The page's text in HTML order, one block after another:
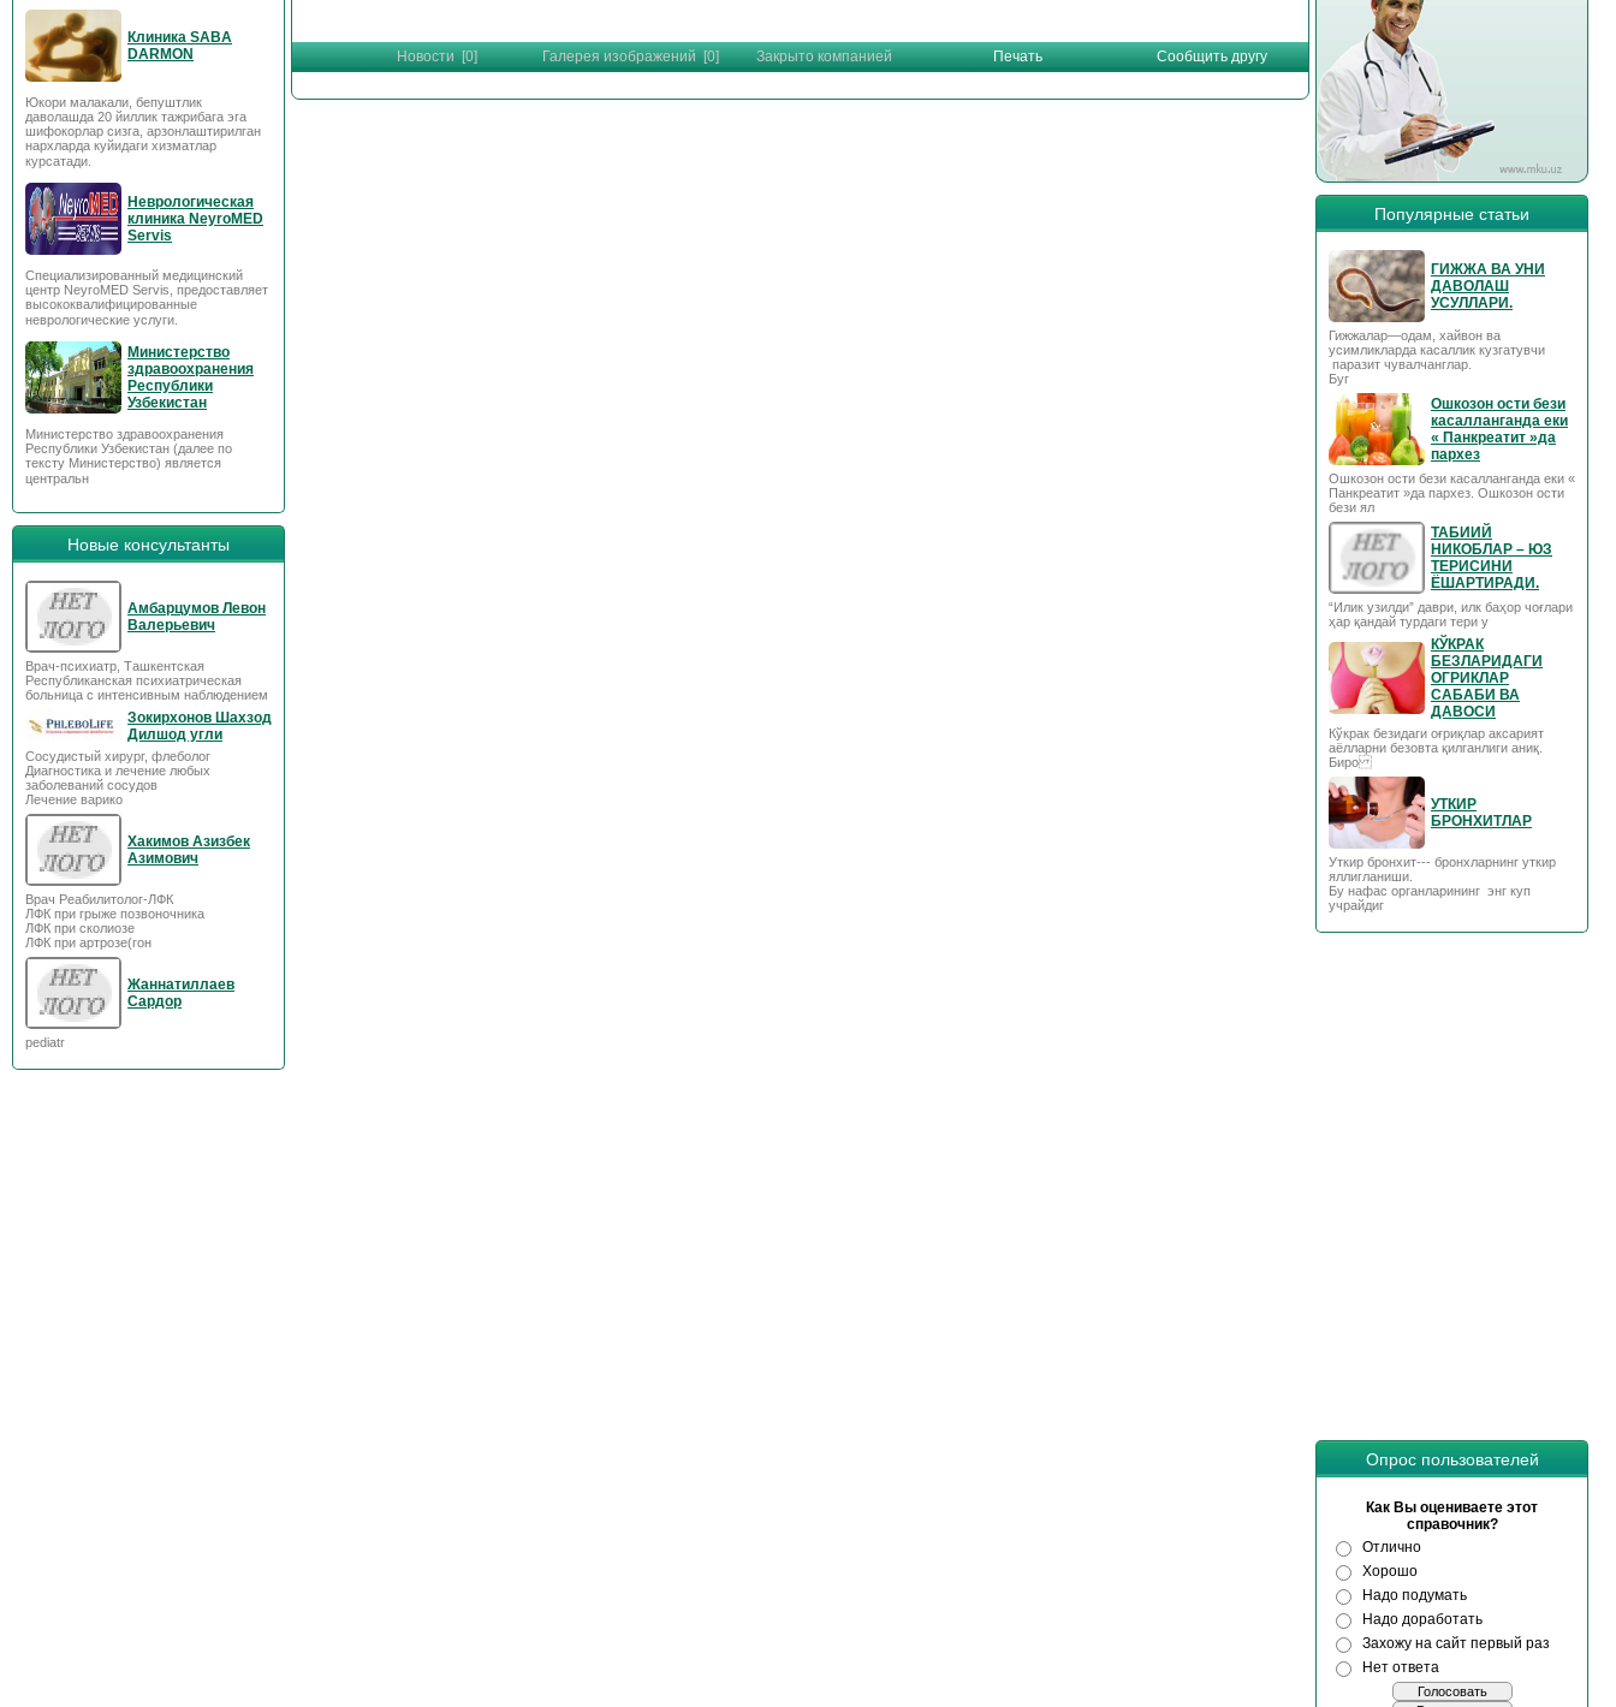
Клиника SABA
DARMON
Юкори малакали, бепуштлик
даволашда 20 йиллик тажрибага эга
шифокорлар сизга, арзонлаштирилган
нархларда куйидаги хизматлар
курсатади.
Неврологическая
клиника NeyroMED
Servis
Специализированный медицинский
центр NeyroMED Servis, предоставляет
высококвалифицированные
неврологические услуги.
Министерство
здравоохранения
Республики
Узбекистан
Министерство здравоохранения
Республики Узбекистан (далее по
тексту Министерство) является
центральн
Новые консультанты
Амбарцумов Левон
Валерьевич
Врач-психиатр, Ташкентская
Республиканская психиатрическая
больница с интенсивным наблюдением
Зокирхонов Шахзод
Дилшод угли
Сосудистый хирург, флеболог
Диагностика и лечение любых
заболеваний сосудов
Лечение варико
Хакимов Азизбек
Азимович
Врач Реабилитолог-ЛФК
ЛФК при грыже позвоночника
ЛФК при сколиозе
ЛФК при артрозе(гон
Жаннатиллаев
Сардор
pediatr
Новости [0] Галерея изображений [0] Закрыто компанией Печать Сообщить другу
Популярные статьи
ГИЖЖА ВА УНИ
ДАВОЛАШ
УСУЛЛАРИ.
Гижжалар—одам, хайвон ва
усимликларда касаллик кузгатувчи
паразит чувалчанглар.
Буг
Ошкозон ости бези
касалланганда еки
« Панкреатит »да
пархез
Ошкозон ости бези касалланганда еки «
Панкреатит »да пархез. Ошкозон ости
бези ял
ТАБИИЙ
НИКОБЛАР – ЮЗ
ТЕРИСИНИ
ЁШАРТИРАДИ.
“Илик узилди” даври, илк баҳор чоғлари
ҳар қандай турдаги тери у
КЎКРАК
БЕЗЛАРИДАГИ
ОГРИКЛАР
САБАБИ ВА
ДАВОСИ
Кўкрак безидаги оғриқлар аксарият
аёлларни безовта қилганлиги аниқ.
Биро
УТКИР
БРОНХИТЛАР
Уткир бронхит--- бронхларнинг уткир
яллигланиши.
Бу нафас органларининг энг куп
учрайдиг
Опрос пользователей
Как Вы оцениваете этот
справочник?
Отлично
Хорошо
Надо подумать
Надо доработать
Захожу на сайт первый раз
Нет ответа